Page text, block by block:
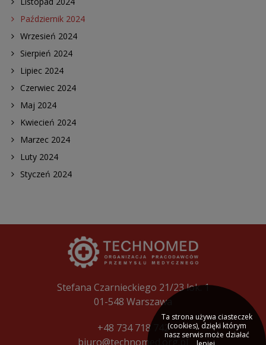
Październik 2024
Wrzesień 2024
Sierpień 2024
Lipiec 2024
Czerwiec 2024
Maj 2024
Kwiecień 2024
Marzec 2024
Luty 2024
Styczeń 2024
Stefana Czarnieckiego 21/23 lok. 1
01-548 Warszawa
+48 734 718 742
biuro@technomed.org.pl
Ta strona używa ciasteczek
(cookies), dzięki którym
nasz serwis może działać